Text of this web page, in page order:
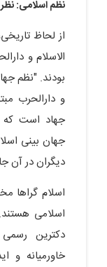
نظم اسلامی: نظر
از لحاظ
الاسلام و
بودند. "نظم
و دارالحرب
جهاد است که
جهان بینی
دیگران در آن
اسلام گراها
اسلامی
دکترین
خاورمیانه و